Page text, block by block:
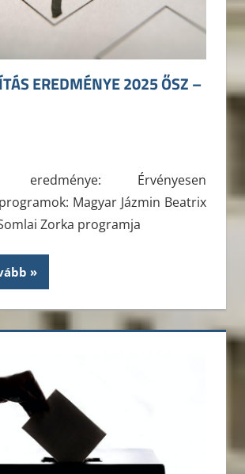
EREDMÉNYE 2025 ŐSZ –
4.
eredménye: Érvényesen
Magyar Jázmin Beatrix
Zorka programja